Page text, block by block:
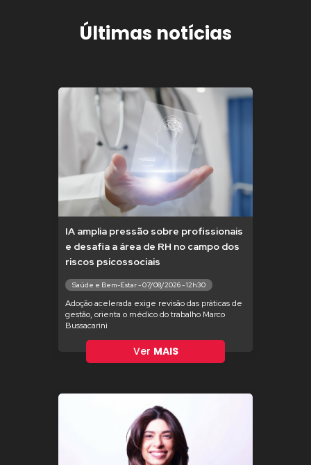
Últimas notícias
IA amplia pressão sobre profissionais
e desafia a área de RH no campo dos
riscos psicossociais
Saúde e Bem-Estar - 07/08/2026 - 12h30
Adoção acelerada exige revisão das práticas de
gestão, orienta o médico do trabalho Marco
Bussacarini
Ver MAIS